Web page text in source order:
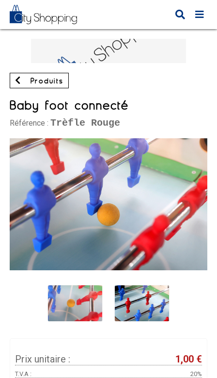
Produits
Baby foot connecté
Référence : Trèfle Rouge
Prix unitaire : 1,00 €
T.V.A :
20%